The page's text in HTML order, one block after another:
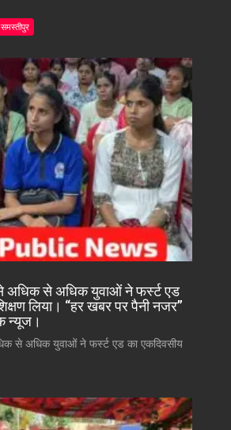
समस्तीपुर
अधिक से अधिक युवाओं ने फर्स्ट एड
लिया। “हर खबर पर पैनी नजर”
न्यूज।
से अधिक युवाओं ने फर्स्ट एड का एकदिवसीय